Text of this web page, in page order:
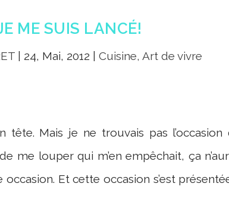
ME SUIS LANCÉ!
| 24, Mai, 2012 Cuisine, Art de vivre
tête. Mais je ne trouvais pas l’occasion
me louper qui m’en empêchait, ça
Et cette occasion s’est